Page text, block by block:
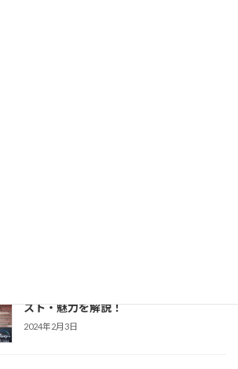
スト・魅力を解説！
2024年2月3日